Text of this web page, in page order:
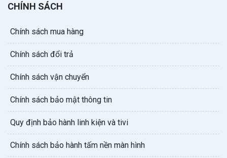
CHÍNH SÁCH
Chính sách mua hàng
Chính sách đổi trả
Chính sách vận chuyển
Chính sách bảo mật thông tin
Quy định bảo hành linh kiện và tivi
Chính sách bảo hành tấm nền màn hình